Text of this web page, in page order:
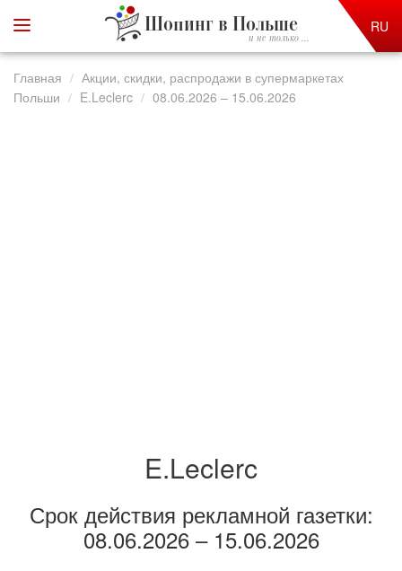
Шопинг в Польше
и не только ...
RU
Главная
Акции, скидки, распродажи в супермаркетах
Польши
E.Leclerc 08.06.2026 – 15.06.2026
E.Leclerc
Срок действия рекламной газетки:
08.06.2026 – 15.06.2026